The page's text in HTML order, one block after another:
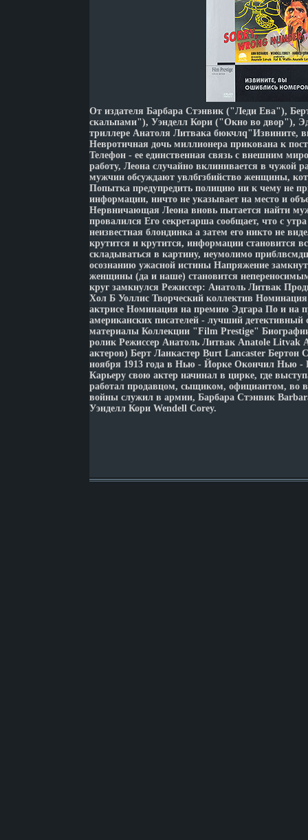
От издателя Барбара Стэнвик ("Леди Ева"),
скальпами"), Уэнделл Кори ("Окно во двор"),
триллере Анатоля Литвака бюкчлq"Извините,
Невротичная дочь миллионера прикована к
Телефон - ее единственная связь с внешним
работу, Леона случайно вклинивается в чужой
мужчин обсуждают увлбгзбийство женщины,
Попытка предупредить полицию ни к чему не
информации, ничто не указывает на место и
Нервничающая Леона вновь пытается найти
провалился Его секретарша сообщает, что с
неизвестная блондинка а затем его никто не
крутится и крутится, информации становится
складываться в картину, неумолимо
осознанию ужасной истины Напряжение
женщины (да и наше) становится
круг замкнулся Режиссер: Анатоль Литвак
Хол Б Уоллис Творческий коллектив
актрисе Номинация на премию Эдгара По и на
американских писателей - лучший детективный
материалы Коллекции "Film Prestige"
ролик Режиссер Анатоль Литвак Anatole Litvak
актеров) Берт Ланкастер Burt Lancaster Бертон
ноября 1913 года в Нью - Йорке Окончил Нью -
Карьеру свою актер начинал в цирке, где
работал продавцом, сыщиком, официантом, во
войны служил в армии, Барбара Стэнвик
Уэнделл Кори Wendell Corey.